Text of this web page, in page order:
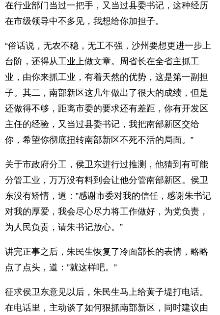
在行业部门当过一把手，又当过县委书记，这种经历
在市级领导中不多见，我想给你加担子。
“俗话说，无农不稳，无工不强，沙州要想更进一步上
台阶，还得从工业上做文章。周省长在全省主抓工
业，由你来抓工业，有着天然的优势，这是第一副担
子。其二，南部新区这几年做出了很大的成绩，但是
还做得不够，距离市委的要求还有差距，你有开发区
主任的经验，又当过县委书记，我把南部新区交给
你，希望你彻底扭转南部新区不死不活的局面。”
关于市政府分工，侯卫东进行过推测，他猜到有可能
分管工业，万万没有料到会让他分管南部新区。侯卫
东没有矫情，道：”感谢市委对我的信任，感谢朱书记
对我的厚爱，我会尽心尽力将工作做好，为党负责，
为人民负责，请朱书记放心。”
讲完正事之后，朱民生恢复了冷面部长的表情，略略
点了点头，道：”就这样吧。”
征求侯卫东意见以后，朱民生马上给黄子堤打电话。
在电话里，主动谈了如何狠抓南部新区，同时建议由